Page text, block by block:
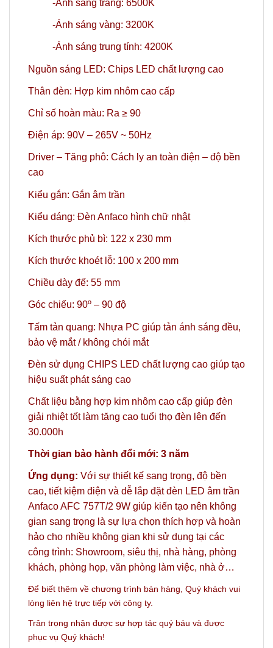
-Ánh sáng trắng: 6500K
-Ánh sáng vàng: 3200K
-Ánh sáng trung tính: 4200K
Nguồn sáng LED: Chips LED chất lượng cao
Thân đèn: Hợp kim nhôm cao cấp
Chỉ số hoàn màu: Ra ≥ 90
Điện áp: 90V – 265V ~ 50Hz
Driver – Tăng phô: Cách ly an toàn điện – độ bền
cao
Kiểu gắn: Gắn âm trần
Kiểu dáng: Đèn Anfaco hình chữ nhật
Kích thước phủ bì: 122 x 230 mm
Kích thước khoét lỗ: 100 x 200 mm
Chiều dày đế: 55 mm
Góc chiếu: 90º – 90 độ
Tấm tản quang: Nhựa PC giúp tản ánh sáng đều,
bảo vệ mắt / không chói mắt
Đèn sử dụng CHIPS LED chất lượng cao giúp tạo
hiệu suất phát sáng cao
Chất liệu bằng hợp kim nhôm cao cấp giúp đèn
giải nhiệt tốt làm tăng cao tuổi thọ đèn lên đến
30.000h
Thời gian bảo hành đổi mới: 3 năm
Ứng dụng: Với sự thiết kế sang trọng, độ bền
cao, tiết kiệm điện và dễ lắp đặt đèn LED âm trần
Anfaco AFC 757T/2 9W giúp kiến tạo nên không
gian sang trọng là sự lựa chọn thích hợp và hoàn
hảo cho nhiều không gian khi sử dụng tại các
công trình: Showroom, siêu thị, nhà hàng, phòng
khách, phòng họp, văn phòng làm việc, nhà ở…
Để biết thêm về chương trình bán hàng, Quý khách vui
lòng liên hệ trực tiếp với công ty.
Trân trọng nhận được sự hợp tác quý báu và được
phục vụ Quý khách!